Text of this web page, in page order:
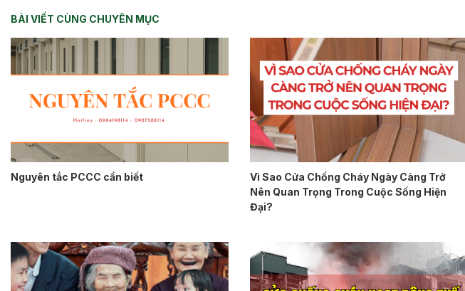
BÀI VIẾT CÙNG CHUYÊN MỤC
Nguyên tắc PCCC cần biết
Vì Sao Cửa Chống Cháy Ngày Càng Trở
Nên Quan Trọng Trong Cuộc Sống Hiện
Đại?